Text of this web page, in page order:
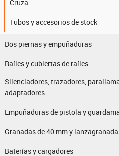
Cruza
Tubos y accesorios de stock
Dos piernas y empuñaduras
Raíles y cubiertas de raíles
Silenciadores, trazadores,
adaptadores
Empuñaduras de pistola y
Granadas de 40 mm y
Baterías y cargadores